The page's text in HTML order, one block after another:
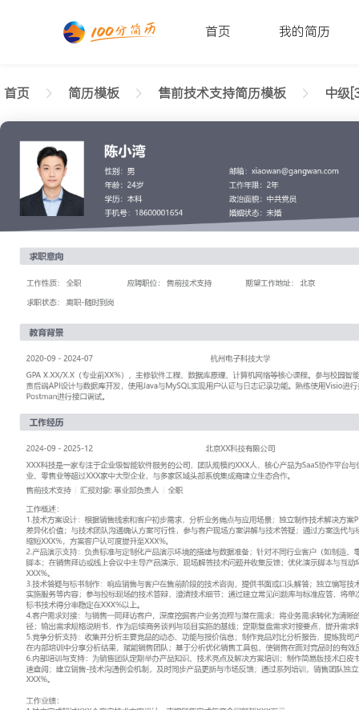
首页 我的简历
首页 简历模板 售前技术支持简历模板 中级
返回样式图
正在查看中级售前技术支持高效简历模板文字版
陈小湾
性别: 男年龄: 26 学历: 本科婚姻状态: 未婚 工作年限: 4年政治面貌: 党
邮箱: xiaowan@gangwan.com
求职意向
工作性质: 全职应聘职位: 售前技术支持期望工作地址: 北京期望薪资:
工作经历
2024-09 - 2025-12
XXX科技是一家专注于企业级智能软件服务的公司，团队规模约
协作平台与低代码开发工具，服务于制造业、零售业等超过XXX家
域头部系统集成商建立生态合作。
售前技术支持汇报对象：部门总监
工作概述：
1.技术方案设计：根据销售线索和客户初步需求，分析业务痛点与
术解决方案PPT与产品原型图，突出产品差异化价值；与技术团队沟
参与客户现场方案讲解与技术答疑；通过方案迭代与标准化，将平
XXX%，方案客户认可度提升至XXX%。